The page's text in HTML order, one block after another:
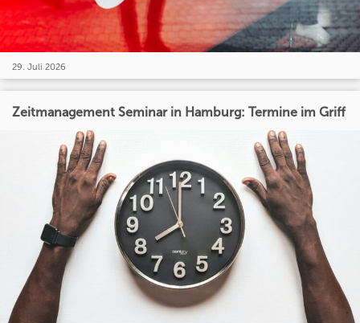
29. Juli 2026
Zeitmanagement Seminar in Hamburg: Termine im Griff